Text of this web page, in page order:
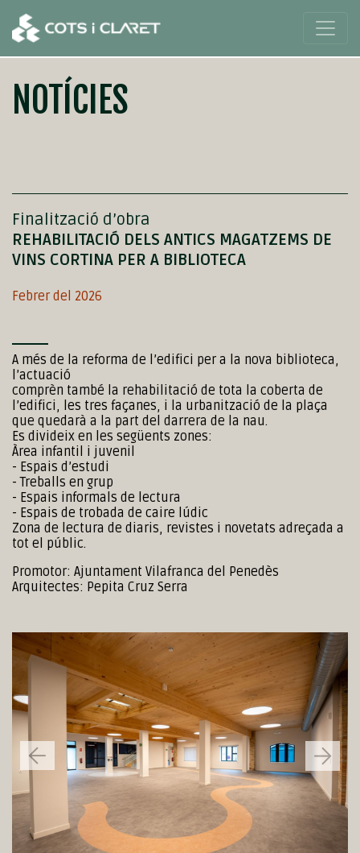
NOTÍCIES
Finalització d’obra
REHABILITACIÓ DELS ANTICS MAGATZEMS DE
VINS CORTINA PER A BIBLIOTECA
Febrer del 2026
A més de la reforma de l’edifici per a la nova biblioteca,
l’actuació
comprèn també la rehabilitació de tota la coberta de
l’edifici, les tres façanes, i la urbanització de la plaça
que quedarà a la part del darrera de la nau.
Es divideix en les següents zones:
Àrea infantil i juvenil
- Espais d’estudi
- Treballs en grup
- Espais informals de lectura
- Espais de trobada de caire lúdic
Zona de lectura de diaris, revistes i novetats adreçada a
tot el públic.
Promotor: Ajuntament Vilafranca del Penedès
Arquitectes: Pepita Cruz Serra